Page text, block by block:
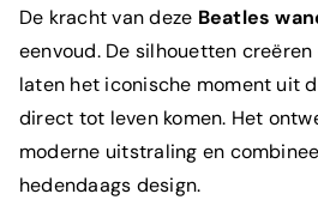
De kracht van deze Beatles
eenvoud. De silhouetten
laten het iconische moment uit
direct tot leven komen. Het
moderne uitstraling en
hedendaags design.